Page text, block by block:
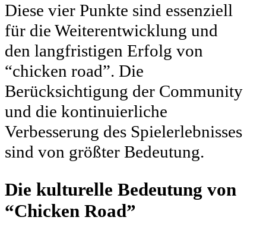
Diese vier Punkte sind essenziell
für die Weiterentwicklung und
den langfristigen Erfolg von
“chicken road”. Die
Berücksichtigung der Community
und die kontinuierliche
Verbesserung des Spielerlebnisses
sind von größter Bedeutung.
Die kulturelle Bedeutung von
“Chicken Road”